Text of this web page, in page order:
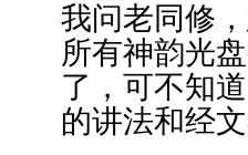
我问老同修
所有神韵光
了，可不知
的讲法和经